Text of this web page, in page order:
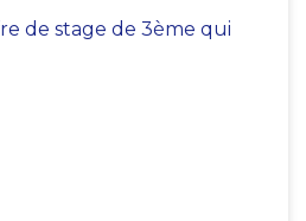
de stage de 3ème qui